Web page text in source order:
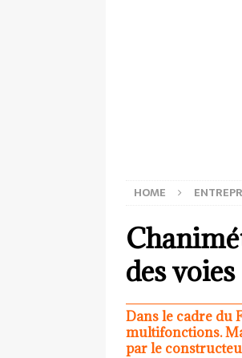
HOME
des
Dans le cadre du
multifonctions.
par le